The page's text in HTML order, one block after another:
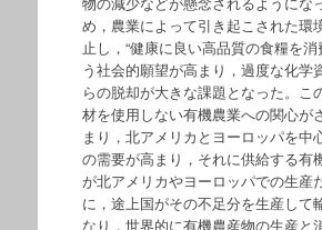
め，農業によって引き起こされた環
止し，“健康に良い高品質の食糧を消
う社会的願望が高まり，過度な化学
らの脱却が大きな課題となった。こ
材を使用しない有機農業への関心が
まり，北アメリカとヨーロッパを中
の需要が高まり，それに供給する有
が北アメリカやヨーロッパでの生産
に，途上国がその不足分を生産して
なり，世界的に有機農産物の生産と